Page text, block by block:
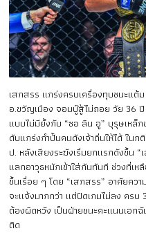
เสกสรร แกร่งครบเครื่องทุบชนะแ
อ.ขวัญเมือง จอมบู๊สู้ไม่ถอย วัย 36 ปี
แบบไม่มียั้งกับ “ซอ ลิน อู” บุรุษเหล็ก
ดับแกร่งกำปั้นคนดังเจ้าถิ่นให้ได้ ในก
ป. หลังเสียงระฆังเริ่มยกแรกดังขึ้น “
แลกอาวุธหนักเข้าใส่กันทันที ช่วงที่เห
ขึ้นเรื่อย ๆ โดย “เสกสรร” อาศัยคว
จะแจ้งมากกว่า แต่ปิดเกมไม่ลง ครบ
ต้องผิดหวัง เป็นฝ่ายชนะคะแนนเอก
ติด